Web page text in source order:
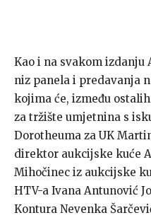
Kao i na svakom izdanju
niz panela i predavanja
kojima će, između
za tržište umjetnina s
Dorotheuma za UK
direktor aukcijske kuće
Mihočinec iz aukcijske
HTV-a Ivana Antunović
Kontura Nevenka